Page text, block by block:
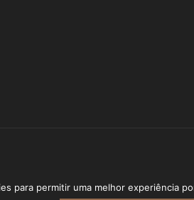
para permitir uma melhor experiência